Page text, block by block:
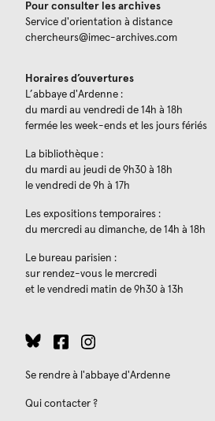
Pour consulter les archives
Service d'orientation à distance
chercheurs@imec-archives.com
Horaires d’ouvertures
L’abbaye d'Ardenne :
du mardi au vendredi de 14h à 18h
fermée les week-ends et les jours fériés
La bibliothèque :
du mardi au jeudi de 9h30 à 18h
le vendredi de 9h à 17h
Les expositions temporaires :
du mercredi au dimanche, de 14h à 18h
Le bureau parisien :
sur rendez-vous le mercredi
et le vendredi matin de 9h30 à 13h
Se rendre à l'abbaye d'Ardenne
Qui contacter ?